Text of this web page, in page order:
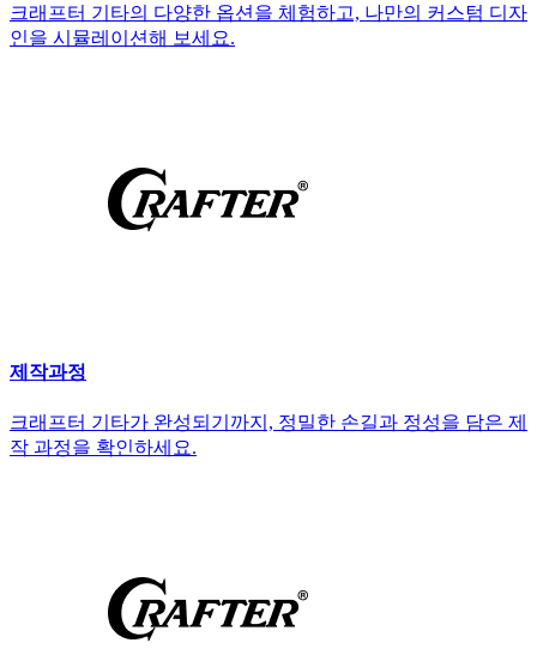
크래프터 기타의 다양한 옵션을 체험하고, 나만의 커스텀 디자
인을 시뮬레이션해 보세요.
제작과정
크래프터 기타가 완성되기까지, 정밀한 손길과 정성을 담은 제
작 과정을 확인하세요.